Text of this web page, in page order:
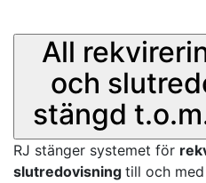
All
och
stängd
RJ stänger systemet för
slutredovisning till och